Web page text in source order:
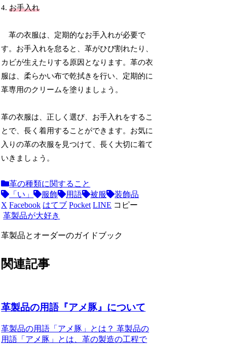
4.お手入れ
革の衣服は、定期的なお手入れが必要で
す。お手入れを怠ると、革がひび割れたり、
カビが生えたりする原因となります。革の衣
服は、柔らかい布で乾拭きを行い、定期的に
革専用のクリームを塗りましょう。
革の衣服は、正しく選び、お手入れをするこ
とで、長く着用することができます。お気に
入りの革の衣服を見つけて、長く大切に着て
いきましょう。
革の種類に関すること
「い」
服飾 用語 被服
装飾品
X Facebook はてブ Pocket LINE コピー
革製品が大好き
革製品とオーダーのガイドブック
関連記事
革製品の用語『アメ豚』について
革製品の用語「アメ豚」とは？ 革製品の
用語「アメ豚」とは、革の製造の工程で